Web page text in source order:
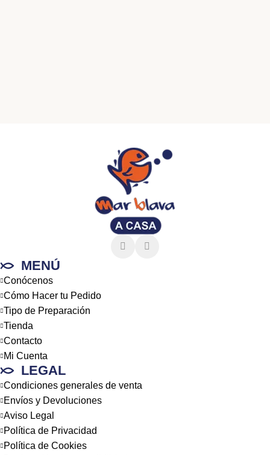
MENÚ
Conócenos
Cómo Hacer tu Pedido
Tipo de Preparación
Tienda
Contacto
Mi Cuenta
LEGAL
Condiciones generales de venta
Envíos y Devoluciones
Aviso Legal
Política de Privacidad
Política de Cookies